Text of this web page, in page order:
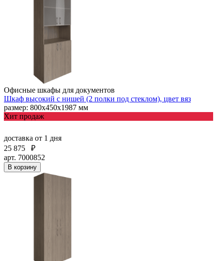
Офисные шкафы для документов
Шкаф высокий с нишей (2 полки под стеклом), цвет вяз
размер: 800х450х1987 мм
Хит продаж
доставка от 1 дня
25 875
₽
арт. 7000852
В корзину